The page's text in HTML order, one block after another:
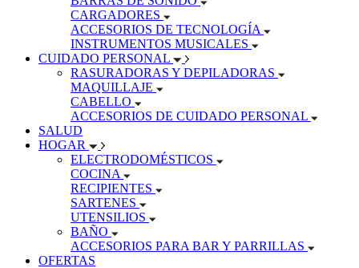
CARGADORES
ACCESORIOS DE TECNOLOGÍA
INSTRUMENTOS MUSICALES
CUIDADO PERSONAL
RASURADORAS Y DEPILADORAS
MAQUILLAJE
CABELLO
ACCESORIOS DE CUIDADO PERSONAL
SALUD
HOGAR
ELECTRODOMÉSTICOS
COCINA
RECIPIENTES
SARTENES
UTENSILIOS
BAÑO
ACCESORIOS PARA BAR Y PARRILLAS
OFERTAS